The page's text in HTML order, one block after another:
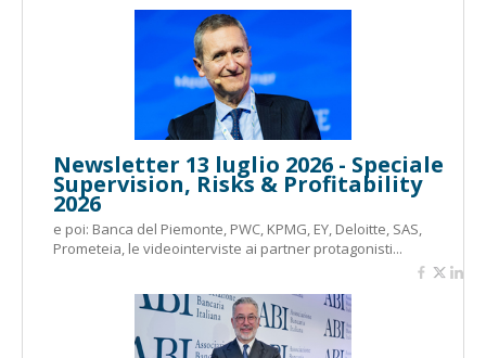
Newsletter 13 luglio 2026 - Speciale
Supervision, Risks & Profitability
2026
e poi: Banca del Piemonte, PWC, KPMG, EY, Deloitte, SAS,
Prometeia, le videointerviste ai partner protagonisti...